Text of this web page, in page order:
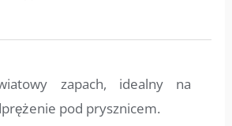
zapach, idealny na
pod prysznicem.